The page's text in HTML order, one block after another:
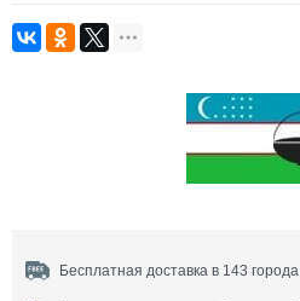
Бесплатная доставка в 143 города